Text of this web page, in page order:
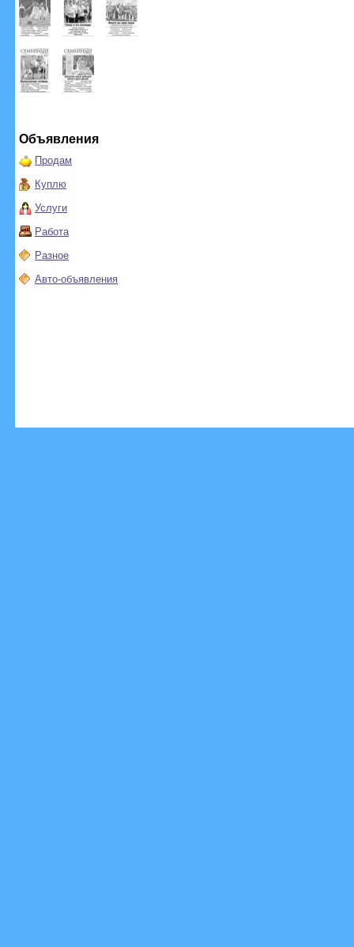
Объявления
Продам
Куплю
Услуги
Работа
Разное
Авто-объявления